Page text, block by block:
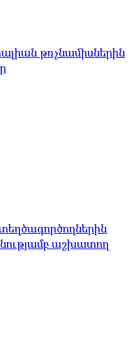
թռչնամիսներին
աշխատող